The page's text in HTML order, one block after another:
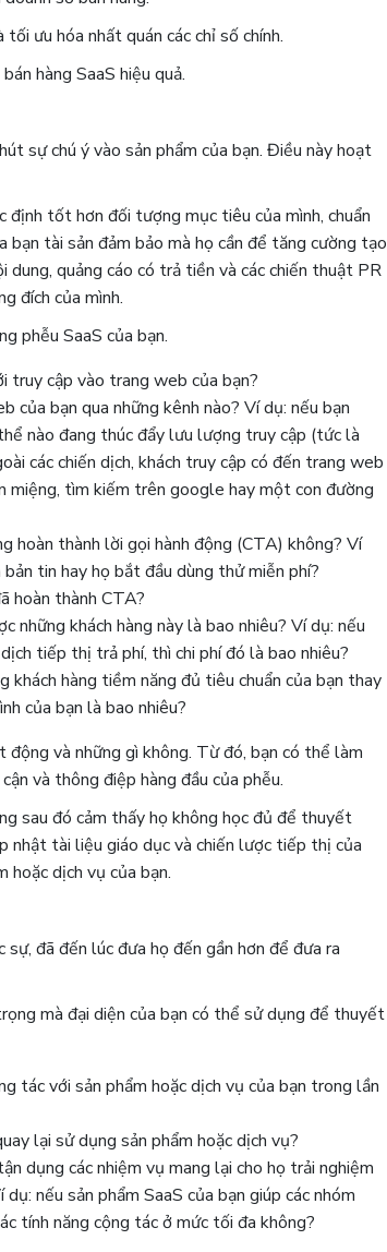
ưu hóa nhất quán các chỉ số chính.
hàng SaaS hiệu quả.
sự chú ý vào sản phẩm của bạn. Điều này hoạt
định tốt hơn đối tượng mục tiêu của mình, chuẩn
bạn tài sản đảm bảo mà họ cần để tăng cường tạo
quảng cáo có trả tiền và các chiến thuật PR
đích của mình.
phễu SaaS của bạn.
truy cập vào trang web của bạn?
bạn qua những kênh nào? Ví dụ: nếu bạn
nào đang thúc đẩy lưu lượng truy cập (tức là
các chiến dịch, khách truy cập có đến trang web
tìm kiếm trên google hay một con đường
hoàn thành lời gọi hành động (CTA) không? Ví
tin hay họ bắt đầu dùng thử miễn phí?
hoàn thành CTA?
những khách hàng này là bao nhiêu? Ví dụ: nếu
tiếp thị trả phí, thì chi phí đó là bao nhiêu?
hàng tiềm năng đủ tiêu chuẩn của bạn thay
của bạn là bao nhiêu?
động và những gì không. Từ đó, bạn có thể làm
và thông điệp hàng đầu của phễu.
sau đó cảm thấy họ không học đủ để thuyết
nhật tài liệu giáo dục và chiến lược tiếp thị của
hoặc dịch vụ của bạn.
đã đến lúc đưa họ đến gần hơn để đưa ra
mà đại diện của bạn có thể sử dụng để thuyết
tác với sản phẩm hoặc dịch vụ của bạn trong lần
lại sử dụng sản phẩm hoặc dịch vụ?
dụng các nhiệm vụ mang lại cho họ trải nghiệm
nếu sản phẩm SaaS của bạn giúp các nhóm
tính năng cộng tác ở mức tối đa không?